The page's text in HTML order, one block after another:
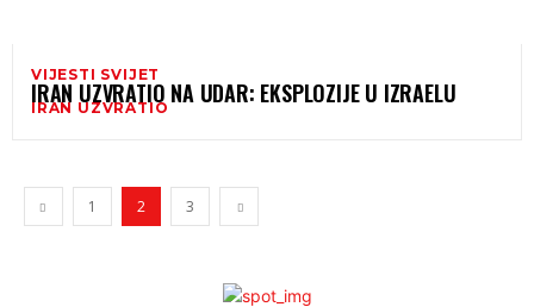
VIJESTI SVIJET
IRAN UZVRATIO NA UDAR: EKSPLOZIJE U IZRAELU
IRAN UZVRATIO
1 2 3